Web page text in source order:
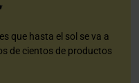
que hasta el sol se va a
de cientos de productos